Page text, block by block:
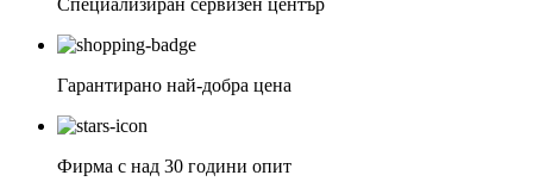
Специализиран сервизен център
Гарантирано най-добра цена
Фирма с над 30 години опит